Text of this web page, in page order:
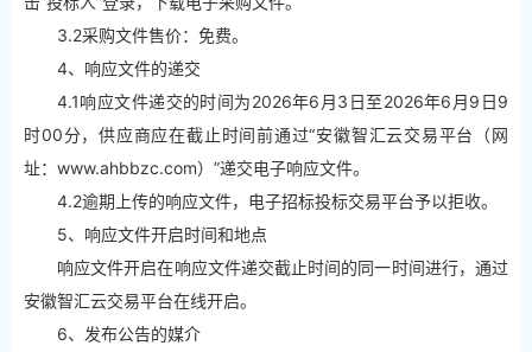
3.2采购文件售价：免费。
4、响应文件的递交
4.1响应文件递交的时间为2026年6月3日至2026年6月9日9
时00分，供应商应在截止时间前通过“安徽智汇云交易平台（网
址：www.ahbbzc.com）”递交电子响应文件。
4.2逾期上传的响应文件，电子招标投标交易平台予以拒收。
5、响应文件开启时间和地点
响应文件开启在响应文件递交截止时间的同一时间进行，通过
安徽智汇云交易平台在线开启。
6、发布公告的媒介